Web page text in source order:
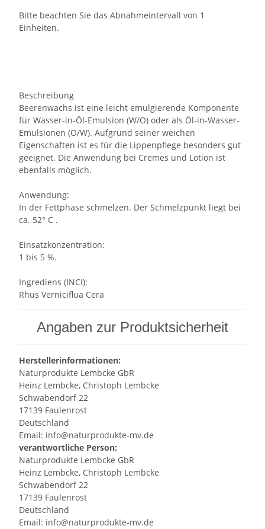
Bitte beachten Sie das Abnahmeintervall von 1
Einheiten.
Beschreibung
Beerenwachs ist eine leicht emulgierende Komponente
für Wasser-in-Öl-Emulsion (W/O) oder als Öl-in-Wasser-
Emulsionen (O/W). Aufgrund seiner weichen
Eigenschaften ist es für die Lippenpflege besonders gut
geeignet. Die Anwendung bei Cremes und Lotion ist
ebenfalls möglich.
Anwendung:
In der Fettphase schmelzen. Der Schmelzpunkt liegt bei
ca. 52° C .
Einsatzkonzentration:
1 bis 5 %.
Ingrediens (INCI):
Rhus Verniciflua Cera
Angaben zur Produktsicherheit
Herstellerinformationen:
Naturprodukte Lembcke GbR
Heinz Lembcke, Christoph Lembcke
Schwabendorf 22
17139 Faulenrost
Deutschland
Email: info@naturprodukte-mv.de
verantwortliche Person:
Naturprodukte Lembcke GbR
Heinz Lembcke, Christoph Lembcke
Schwabendorf 22
17139 Faulenrost
Deutschland
Email: info@naturprodukte-mv.de